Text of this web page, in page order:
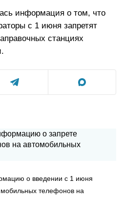
информация о том, что
с 1 июня запретят
станциях
о введении с 1 июня
телефонов на